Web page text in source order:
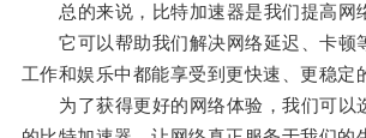
总的来说，比特加速器是我们提高网
它可以帮助我们解决网络延迟、卡顿
工作和娱乐中都能享受到更快速、更稳定
为了获得更好的网络体验，我们可以